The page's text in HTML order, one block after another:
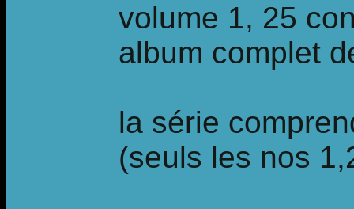
volume 1, 25
album complet
la série
(seuls les nos